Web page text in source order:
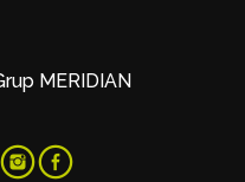
MERIDIAN